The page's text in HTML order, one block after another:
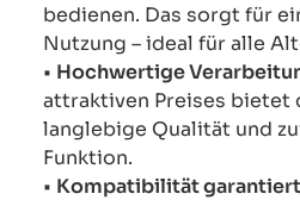
bedienen. Das sorgt für
Nutzung – ideal für alle
• Hochwertige
attraktiven Preises bietet
langlebige Qualität und
Funktion.
• Kompatibilität